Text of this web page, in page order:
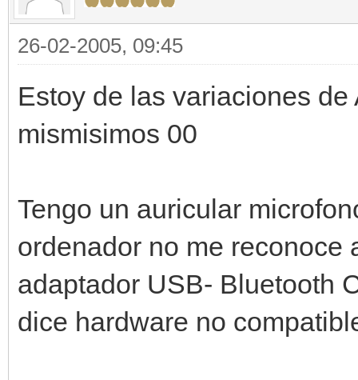
26-02-2005, 09:45
Estoy de las variaciones
mismisimos 00
Tengo un auricular
ordenador no me reconoce
adaptador USB- Bluetooth
dice hardware no